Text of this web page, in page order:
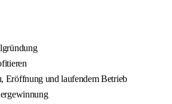
Eröffnung und laufendem Betrieb